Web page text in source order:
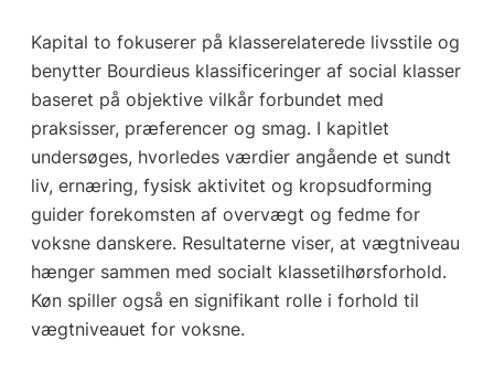
Kapital to fokuserer på klasserelaterede livsstile og
benytter Bourdieus klassificeringer af social klasser
baseret på objektive vilkår forbundet med
praksisser, præferencer og smag. I kapitlet
undersøges, hvorledes værdier angående et sundt
liv, ernæring, fysisk aktivitet og kropsudforming
guider forekomsten af overvægt og fedme for
voksne danskere. Resultaterne viser, at vægtniveau
hænger sammen med socialt klassetilhørsforhold.
Køn spiller også en signifikant rolle i forhold til
vægtniveauet for voksne.